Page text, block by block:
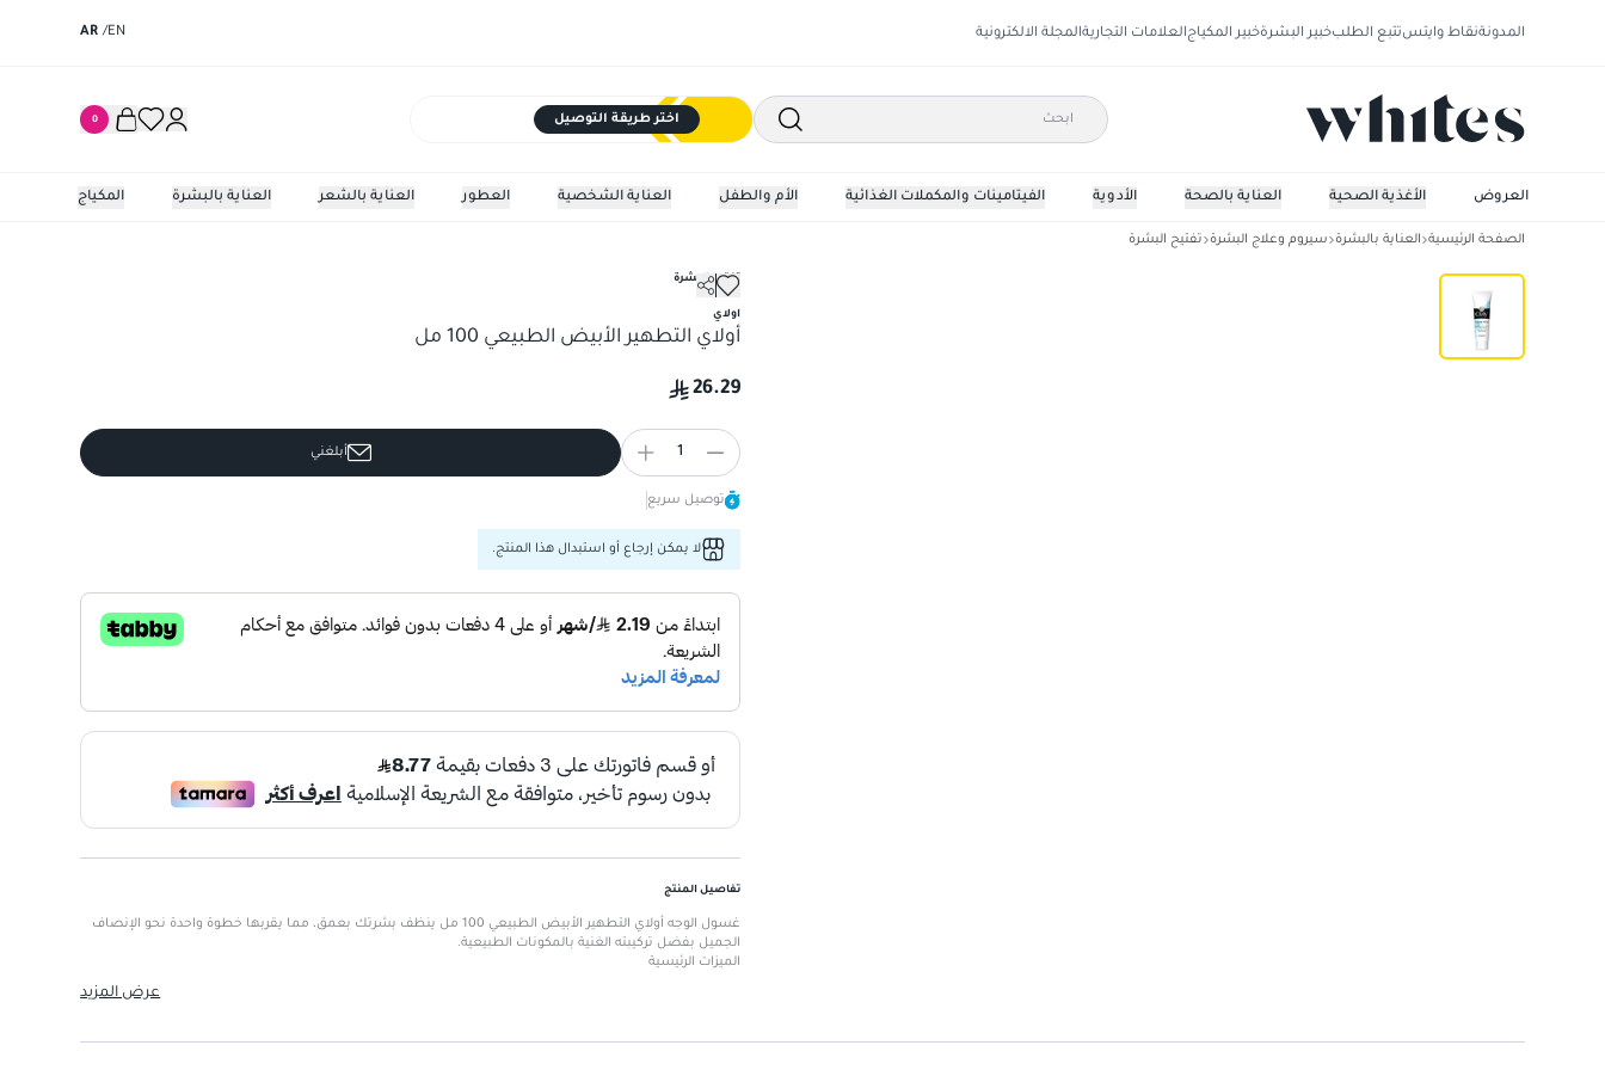
المدونةنقاط وايتستتبع الطلبخبير البشرةخبير المكياجالعلامات التجاريةالمجلة الالكترونية EN
/
AR
اختر طريقة التوصيل 0
المكياج العناية بالبشرة العناية بالشعر العطور العناية الشخصية الأم والطفل الفيتامينات والمكملات الغذائية الأدوية العناية بالصحة الأغذية الصحية العروض
الصفحة الرئيسية العناية بالبشرة سيروم وعلاج البشرة تفتيح البشرة
تفتيح البشرة
اولاي
أولاي التطهير الأبيض الطبيعي 100 مل
26.29
1 أبلغني
توصيل سريع
لا يمكن إرجاع أو استبدال هذا المنتج.
تفاصيل المنتج
غسول الوجه أولاي التطهير الأبيض الطبيعي 100 مل ينظف بشرتك بعمق، مما يقربها خطوة واحدة نحو الإنصاف
الجميل بفضل تركيبته الغنية بالمكونات الطبيعية.
الميزات الرئيسية
يجهز البشرة للخطوات التالية في روتين العناية.
عرض المزيد